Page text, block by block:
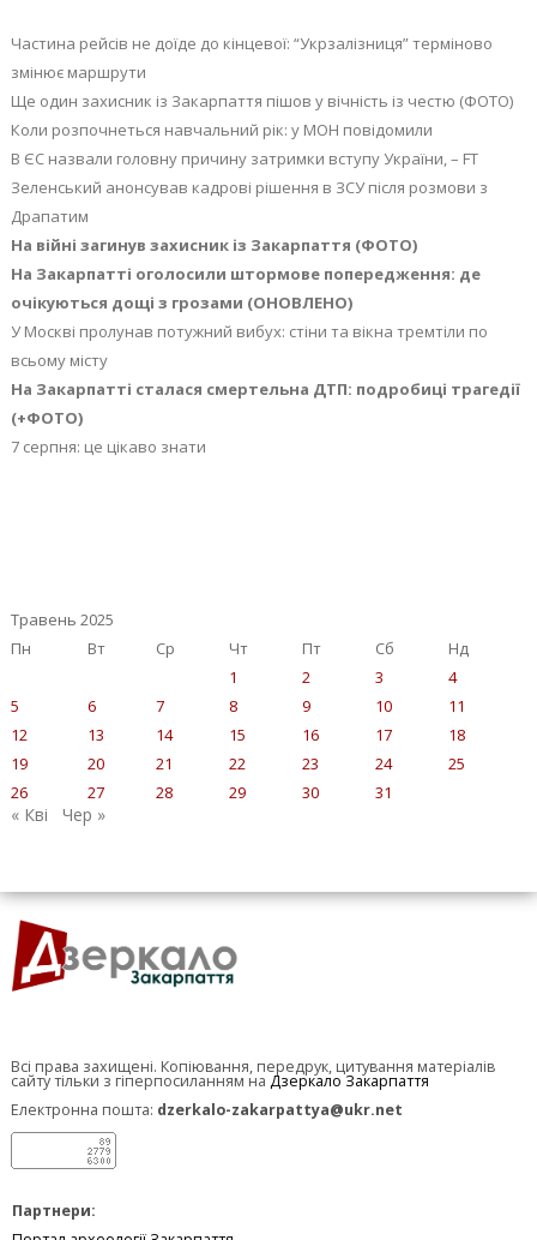
Частина рейсів не доїде до кінцевої: “Укрзалізниця” терміново
змінює маршрути
Ще один захисник із Закарпаття пішов у вічність із честю (ФОТО)
Коли розпочнеться навчальний рік: у МОН повідомили
В ЄС назвали головну причину затримки вступу України, – FT
Зеленський анонсував кадрові рішення в ЗСУ після розмови з
Драпатим
На війні загинув захисник із Закарпаття (ФОТО)
На Закарпатті оголосили штормове попередження: де
очікуються дощі з грозами (ОНОВЛЕНО)
У Москві пролунав потужний вибух: стіни та вікна тремтіли по
всьому місту
На Закарпатті сталася смертельна ДТП: подробиці трагедії
(+ФОТО)
7 серпня: це цікаво знати
Травень 2025
Пн
Вт Ср Чт Пт Сб
Нд
1
2 3
4
5
6 7 8 9 10
11
12
13 14 15 16 17
18
19
20 21 22 23 24
25
26
27 28 29 30 31
« Кві Чер »
Всі права захищені. Копіювання, передрук, цитування матеріалів
сайту тільки з гіперпосиланням на Дзеркало Закарпаття
Електронна пошта: dzerkalo-zakarpattya@ukr.net
Партнери: